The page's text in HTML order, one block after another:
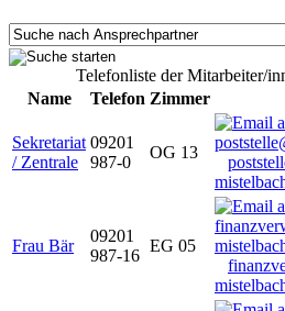
Telefonliste der Mitarbeiter/
Name
Telefon Zimmer
Sekretariat
/ Zentrale
09201
987-0
OG 13
Frau Bär
09201
987-16
EG 05